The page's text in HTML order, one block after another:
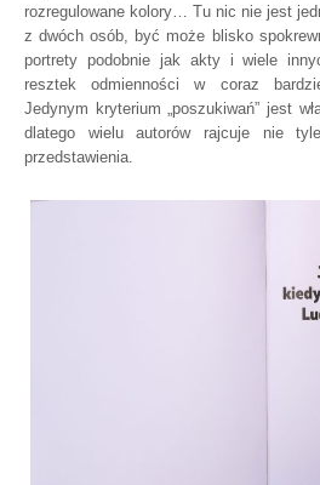
rozregulowane kolory… Tu nic nie jest
z dwóch osób, być może blisko
portrety podobnie jak akty i wiele
resztek odmienności w coraz
Jedynym kryterium „poszukiwań” jest
dlatego wielu autorów rajcuje nie
przedstawienia.